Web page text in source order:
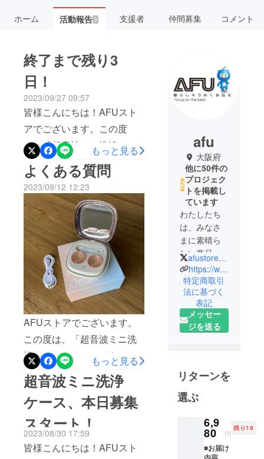
ホーム 活動報告3 支援者 仲間募集 コメント
終了まで残り3
日！
2023/09/27 09:57
皆様こんにちは！AFUスト
アでございます。この度
は、「超音波ミニ洗浄ケー
ス」のページをご覧いただ
き誠にありがとうございま
す。8月30日に開始した本プ
ロジェクトですが、終了ま
で残り3日となりました！本
製品は超音波洗浄で、レン
ズに付く汚れを除去、さら
にイオン化タンパク質も
しっかり取り除きます。コ
ンパクトサイズなので、旅
や出張中のコンタクトレン
ズの保管やお手入れにぴっ
たり。気になる方、ぜひこ
の機会にどうぞ！終了残り
わずかですが、最後までご
支援頂けますと嬉しいで
す。引き続きAFUストアを
どうぞよろしくお願いいた
もっと見る
よくある質問
2023/09/12 12:23
AFUストアでございます。
この度は、「超音波ミニ洗
浄ケース」のページをご覧
いただき誠にありがとうご
ざいます。今日は頂いた質
問について、お答えさせて
いただきます。Q：コンタク
トレンズとは全てのタイプ
に使用可能ということで
もっと見る
超音波ミニ洗浄
ケース、本日募集
スタート！
2023/08/30 17:59
皆様こんにちは！AFUスト
afu
大阪府
他に50件の
プロジェク
トを掲載し
ています
わたしたち
は、みなさ
まに素晴ら
しい商品を
お届けした
いという想
いから、
2017年にク
ラウドファ
ンディング
た。
2020年2月ま
して、国内
の大手クラ
ウドファン
afustore_jp
https://www.sinsankai.co.jp
特定商取引
法に基づく
表記
メッセー
ジを送る
リターンを
選ぶ
6,9
80 円
残り18
■お届け